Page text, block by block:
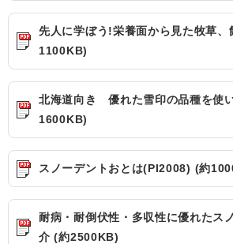
先人に学ぼう!栄養面から見た牧草
1100KB)
北海道向き 優れた雪印の品種を使
1600KB)
スノーデントおとは(PI2008) (約
耐病・耐倒伏性・多収性に優れたス
介 (約2500KB)